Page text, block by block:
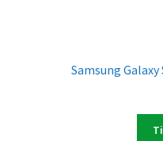
Samsung